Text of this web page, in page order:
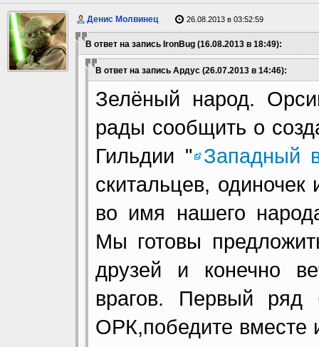
Денис Молвинец 26.08.2013 в 03:52:59
В ответ на запись IronBug (16.08.2013 в 18:49):
В ответ на запись Ардус (26.07.2013 в 14:46):
Зелёный народ.
рады сообщить о
Гильдии " Западный
скитальцев,
во имя нашего
Мы готовы
друзей и конечно
врагов. Первый
ОРК,победите вместе